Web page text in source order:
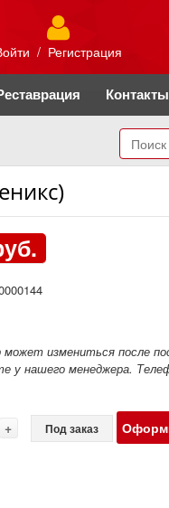
/ Регистрация
Контакты
измениться после
у нашего менеджера.
+ Под заказ